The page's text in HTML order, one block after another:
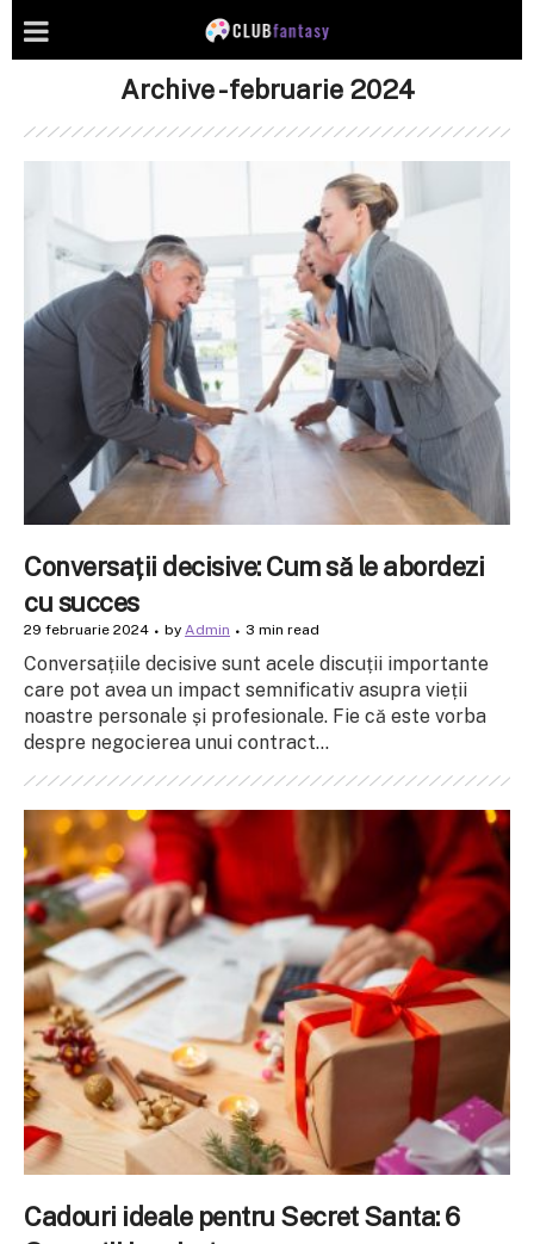
Archive - februarie 2024
Conversații decisive: Cum să le abordezi
cu succes
29 februarie 2024 by Admin 3 min read
Conversațiile decisive sunt acele discuții importante
care pot avea un impact semnificativ asupra vieții
noastre personale și profesionale. Fie că este vorba
despre negocierea unui contract...
Cadouri ideale pentru Secret Santa: 6